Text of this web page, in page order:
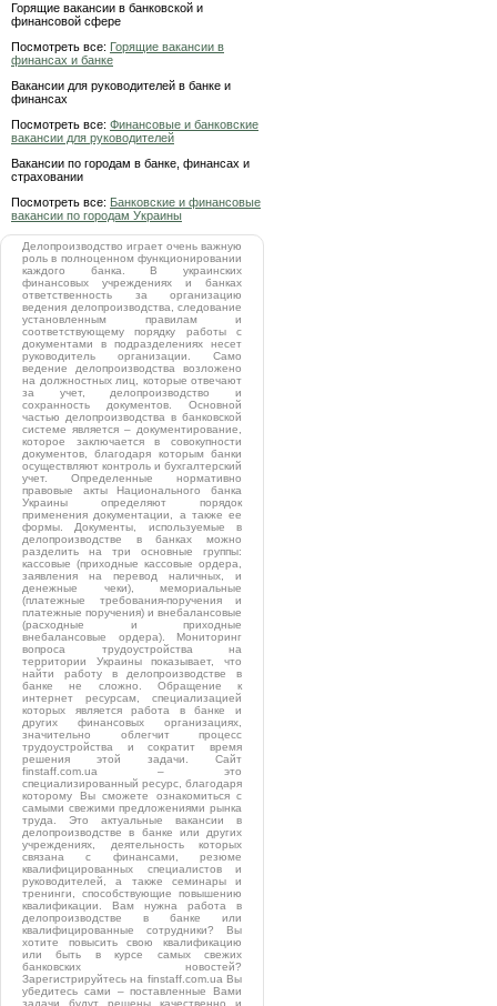
Горящие вакансии в банковской и
финансовой сфере
Посмотреть все: Горящие вакансии в
финансах и банке
Вакансии для руководителей в банке и
финансах
Посмотреть все: Финансовые и банковские
вакансии для руководителей
Вакансии по городам в банке, финансах и
страховании
Посмотреть все: Банковские и финансовые
вакансии по городам Украины
Делопроизводство играет очень важную
роль в полноценном функционировании
каждого банка. В украинских
финансовых учреждениях и банках
ответственность за организацию
ведения делопроизводства, следование
установленным правилам и
соответствующему порядку работы с
документами в подразделениях несет
руководитель организации. Само
ведение делопроизводства возложено
на должностных лиц, которые отвечают
за учет, делопроизводство и
сохранность документов. Основной
частью делопроизводства в банковской
системе является – документирование,
которое заключается в совокупности
документов, благодаря которым банки
осуществляют контроль и бухгалтерский
учет. Определенные нормативно
правовые акты Национального банка
Украины определяют порядок
применения документации, а также ее
формы. Документы, используемые в
делопроизводстве в банках можно
разделить на три основные группы:
кассовые (приходные кассовые ордера,
заявления на перевод наличных, и
денежные чеки), мемориальные
(платежные требования-поручения и
платежные поручения) и внебалансовые
(расходные и приходные
внебалансовые ордера). Мониторинг
вопроса трудоустройства на
территории Украины показывает, что
найти работу в делопроизводстве в
банке не сложно. Обращение к
интернет ресурсам, специализацией
которых является работа в банке и
других финансовых организациях,
значительно облегчит процесс
трудоустройства и сократит время
решения этой задачи. Сайт
finstaff.com.ua – это
специализированный ресурс, благодаря
которому Вы сможете ознакомиться с
самыми свежими предложениями рынка
труда. Это актуальные вакансии в
делопроизводстве в банке или других
учреждениях, деятельность которых
связана с финансами, резюме
квалифицированных специалистов и
руководителей, а также семинары и
тренинги, способствующие повышению
квалификации. Вам нужна работа в
делопроизводстве в банке или
квалифицированные сотрудники? Вы
хотите повысить свою квалификацию
или быть в курсе самых свежих
банковских новостей?
Зарегистрируйтесь на finstaff.com.ua Вы
убедитесь сами – поставленные Вами
задачи будут решены качественно и